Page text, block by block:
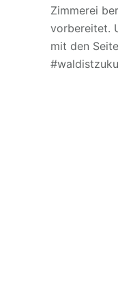
Zimmerei
vorbereitet.
mit den